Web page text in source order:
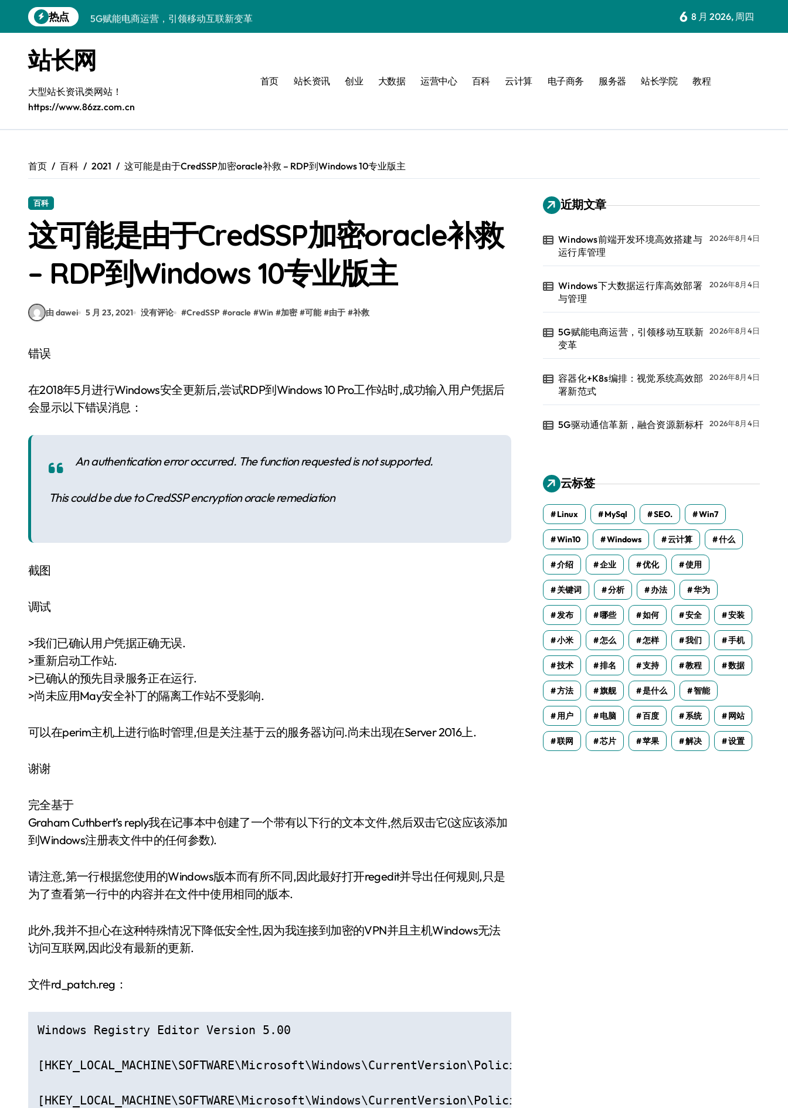
到
热点
5G赋能电商运营，引领移动互联新变革
5G驱动通信革新，融合资源新标杆
5G引领新时代，中国科技领跑全球
容器化多媒体服务架构优化实践
5G驱动通讯革新，客户端开发迈入移动互联新时代
5G赋能，iOS通讯提速新时代
6 8 月 2026, 周四
站长网
大型站长资讯类网站！
https://www.86zz.com.cn
首页 站长资讯 创业 大数据 运营中心 百科 云计算 电子商务 服务器 站长学院 教程
首页 百科 2021 这可能是由于CredSSP加密oracle补救 – RDP到Windows 10专业版主
百科
这可能是由于CredSSP加密oracle补救
– RDP到Windows 10专业版主
由 dawei 5 月 23, 2021 没有评论 #CredSSP #oracle #Win #加密 #可能 #由于 #补救
错误
在2018年5月进行Windows安全更新后,尝试RDP到Windows 10 Pro工作站时,成功输入用户凭据后
会显示以下错误消息：
An authentication error occurred. The function requested is not supported.
This could be due to CredSSP encryption oracle remediation
截图
调试
>我们已确认用户凭据正确无误.
>重新启动工作站.
>已确认的预先目录服务正在运行.
>尚未应用May安全补丁的隔离工作站不受影响.
可以在perim主机上进行临时管理,但是关注基于云的服务器访问.尚未出现在Server 2016上.
谢谢
完全基于
Graham Cuthbert’s reply我在记事本中创建了一个带有以下行的文本文件,然后双击它(这应该添加
到Windows注册表文件中的任何参数).
请注意,第一行根据您使用的Windows版本而有所不同,因此最好打开regedit并导出任何规则,只是
为了查看第一行中的内容并在文件中使用相同的版本.
此外,我并不担心在这种特殊情况下降低安全性,因为我连接到加密的VPN并且主机Windows无法
访问互联网,因此没有最新的更新.
文件rd_patch.reg：
Windows Registry Editor Version 5.00
[HKEY_LOCAL_MACHINE\SOFTWARE\Microsoft\Windows\CurrentVersion\Policies\System\CredSSP]
[HKEY_LOCAL_MACHINE\SOFTWARE\Microsoft\Windows\CurrentVersion\Policies\System\CredSSP\Parameters]
近期文章
Windows前端开发环境高效搭建与
运行库管理
2026年8月4日
Windows下大数据运行库高效部署
与管理
2026年8月4日
5G赋能电商运营，引领移动互联新
变革
2026年8月4日
容器化+K8s编排：视觉系统高效部
署新范式
2026年8月4日
5G驱动通信革新，融合资源新标杆 2026年8月4日
云标签
Linux MySql SEO. Win7
Win10 Windows 云计算 什么
介绍 企业 优化 使用
关键词 分析 办法 华为
发布 哪些 如何 安全 安装
小米 怎么 怎样 我们 手机
技术 排名 支持 教程 数据
方法 旗舰 是什么 智能
用户 电脑 百度 系统 网站
联网 芯片 苹果 解决 设置